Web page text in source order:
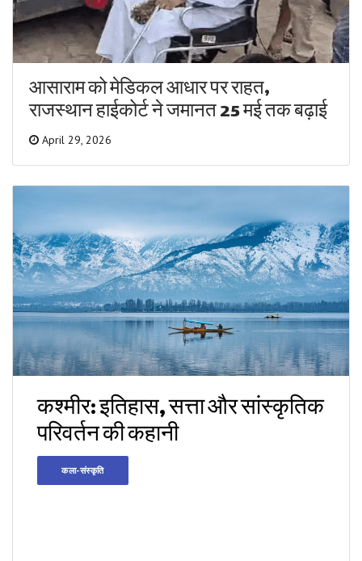
आसाराम को मेडिकल आधार पर राहत,
राजस्थान हाईकोर्ट ने जमानत 25 मई तक बढ़ाई
April 29, 2026
कश्मीर: इतिहास, सत्ता और सांस्कृतिक
परिवर्तन की कहानी
कला-संस्कृति